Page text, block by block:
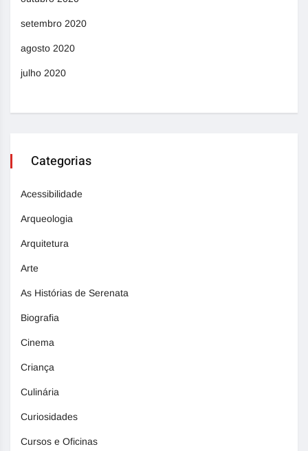
setembro 2020
agosto 2020
julho 2020
Categorias
Acessibilidade
Arqueologia
Arquitetura
Arte
As Histórias de Serenata
Biografia
Cinema
Criança
Culinária
Curiosidades
Cursos e Oficinas